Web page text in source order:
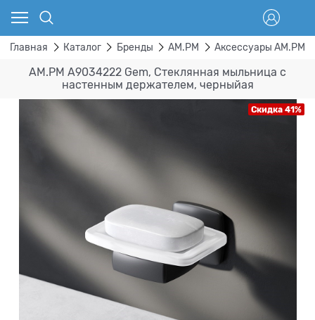
Главная Каталог Бренды AM.PM Аксессуары AM.PM
AM.PM A9034222 Gem, Стеклянная мыльница с
настенным держателем, черныйая
Скидка 41%